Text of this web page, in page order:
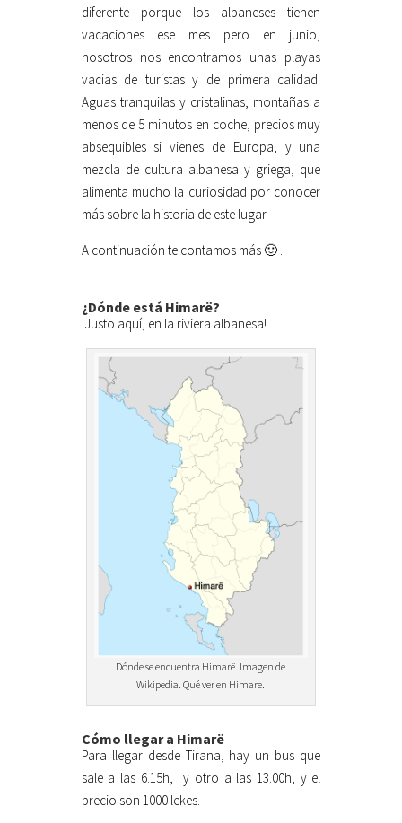
diferente porque los albaneses tienen
vacaciones ese mes pero en junio,
nosotros nos encontramos unas playas
vacias de turistas y de primera calidad.
Aguas tranquilas y cristalinas, montañas a
menos de 5 minutos en coche, precios muy
absequibles si vienes de Europa, y una
mezcla de cultura albanesa y griega, que
alimenta mucho la curiosidad por conocer
más sobre la historia de este lugar.
A continuación te contamos más 🙂 .
¿Dónde está Himarë?
¡Justo aquí, en la riviera albanesa!
Dónde se encuentra Himarë. Imagen de
Wikipedia. Qué ver en Himare.
Cómo llegar a Himarë
Para llegar desde Tirana, hay un bus que
sale a las 6.15h,
y otro a las 13.00h, y el
precio son 1000 lekes.